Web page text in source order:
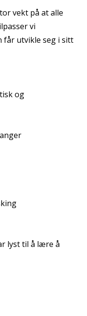
vekt på at alle
vi
får utvikle seg i sitt
og
lyst til å lære å